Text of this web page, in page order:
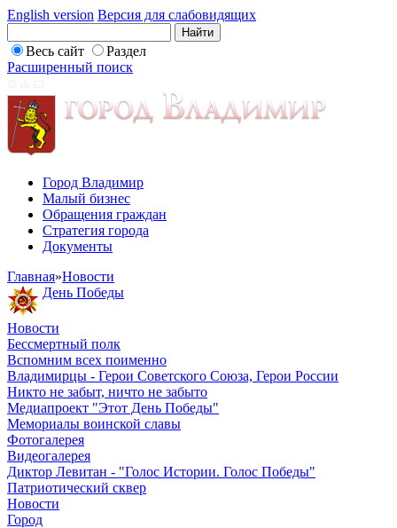
English version Версия для слабовидящих
Весь сайт
Раздел
Расширенный поиск
Город Владимир
Малый бизнес
Обращения граждан
Стратегия города
Документы
Главная»Новости
День Победы
Новости
Бессмертный полк
Вспомним всех поименно
Владимирцы - Герои Советского Союза, Герои России
Никто не забыт, ничто не забыто
Медиапроект "Этот День Победы"
Мемориалы воинской славы
Фотогалерея
Видеогалерея
Диктор Левитан - "Голос Истории. Голос Победы"
Патриотический сквер
Новости
Город